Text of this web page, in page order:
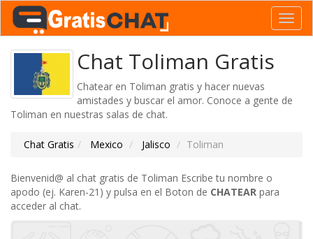
Chat Toliman Gratis
Chatear en Toliman gratis y hacer nuevas
amistades y buscar el amor. Conoce a gente de
Toliman en nuestras salas de chat.
Chat Gratis Mexico Jalisco Toliman
Bienvenid@ al chat gratis de Toliman Escribe tu nombre o
apodo (ej. Karen-21) y pulsa en el Boton de CHATEAR para
acceder al chat.